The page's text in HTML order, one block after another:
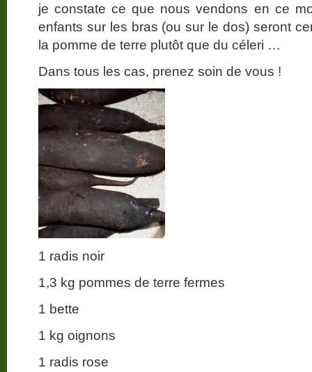
je constate ce que nous vendons en ce
enfants sur les bras (ou sur le dos) seront
la pomme de terre plutôt que du céleri …
Dans tous les cas, prenez soin de vous !
1 radis noir
1,3 kg pommes de terre fermes
1 bette
1 kg oignons
1 radis rose